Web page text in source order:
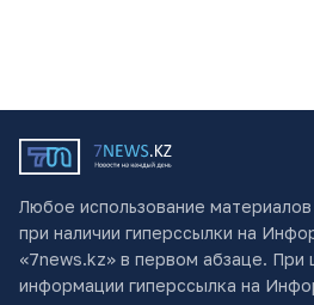
Любое использование
при наличии гиперссылки на
«7news.kz» в первом абзаце. При
информации гиперссылка на